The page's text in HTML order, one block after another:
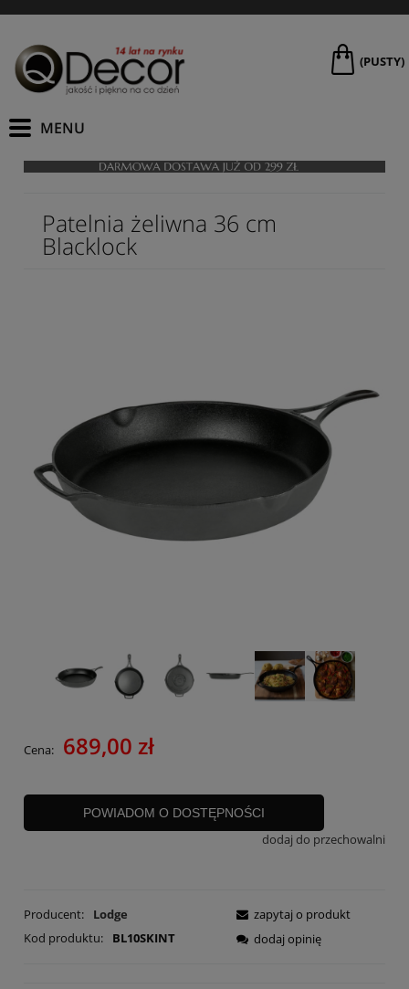
(PUSTY)
Patelnia żeliwna 36 cm
Blacklock
Cena: 689,00 zł
POWIADOM O DOSTĘPNOŚCI
dodaj do przechowalni
Producent:
Lodge
Kod produktu:
BL10SKINT
zapytaj o produkt
dodaj opinię